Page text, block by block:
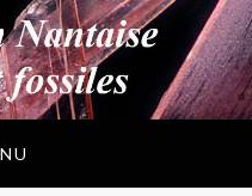
Fossiles